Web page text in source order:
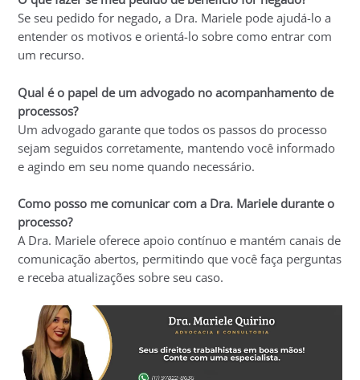
Se seu pedido for negado, a Dra. Mariele pode ajudá-lo a
entender os motivos e orientá-lo sobre como entrar com
um recurso.
Qual é o papel de um advogado no acompanhamento de
processos?
Um advogado garante que todos os passos do processo
sejam seguidos corretamente, mantendo você informado
e agindo em seu nome quando necessário.
Como posso me comunicar com a Dra. Mariele durante o
processo?
A Dra. Mariele oferece apoio contínuo e mantém canais de
comunicação abertos, permitindo que você faça perguntas
e receba atualizações sobre seu caso.